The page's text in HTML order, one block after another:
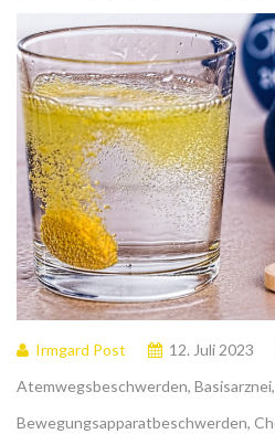
Irmgard Post 12. Juli 2023
Atemwegsbeschwerden, Basisarznei,
Bewegungsapparatbeschwerden,